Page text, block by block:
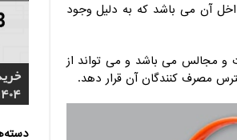
آن می باشد که به دلیل وجود
و مجالس می باشد و می تواند از
مصرف کنندگان آن قرار دهد.
4